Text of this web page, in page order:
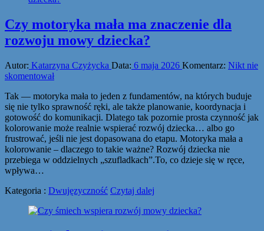
Czy motoryka mała ma znaczenie dla
rozwoju mowy dziecka?
Autor: Katarzyna Czyżycka Data: 6 maja 2026 Komentarz: Nikt nie
skomentował
Tak — motoryka mała to jeden z fundamentów, na których buduje
się nie tylko sprawność ręki, ale także planowanie, koordynacja i
gotowość do komunikacji. Dlatego tak pozornie prosta czynność jak
kolorowanie może realnie wspierać rozwój dziecka… albo go
frustrować, jeśli nie jest dopasowana do etapu. Motoryka mała a
kolorowanie – dlaczego to takie ważne? Rozwój dziecka nie
przebiega w oddzielnych „szufladkach”.To, co dzieje się w ręce,
wpływa…
Kategoria : Dwujęzyczność Czytaj dalej